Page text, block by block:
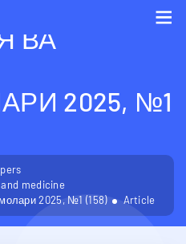
ВА
2025, №1
medicine
2025, №1 (158)
Article